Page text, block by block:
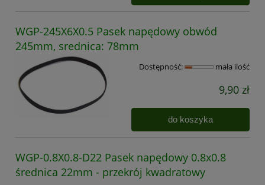
WGP-245X6X0.5 Pasek napędowy obwód
245mm, srednica: 78mm
Dostępność: mała ilość
9,90 zł
do koszyka
WGP-0.8X0.8-D22 Pasek napędowy 0.8x0.8
średnica 22mm - przekrój kwadratowy